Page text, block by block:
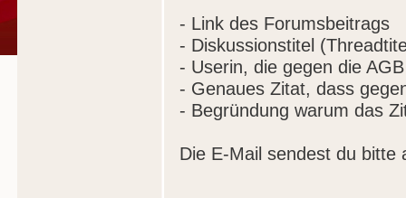
- Link des Forumsbeitrags
- Diskussionstitel
- Userin, die gegen die
- Genaues Zitat, dass
- Begründung warum das
Die E-Mail sendest du bitte